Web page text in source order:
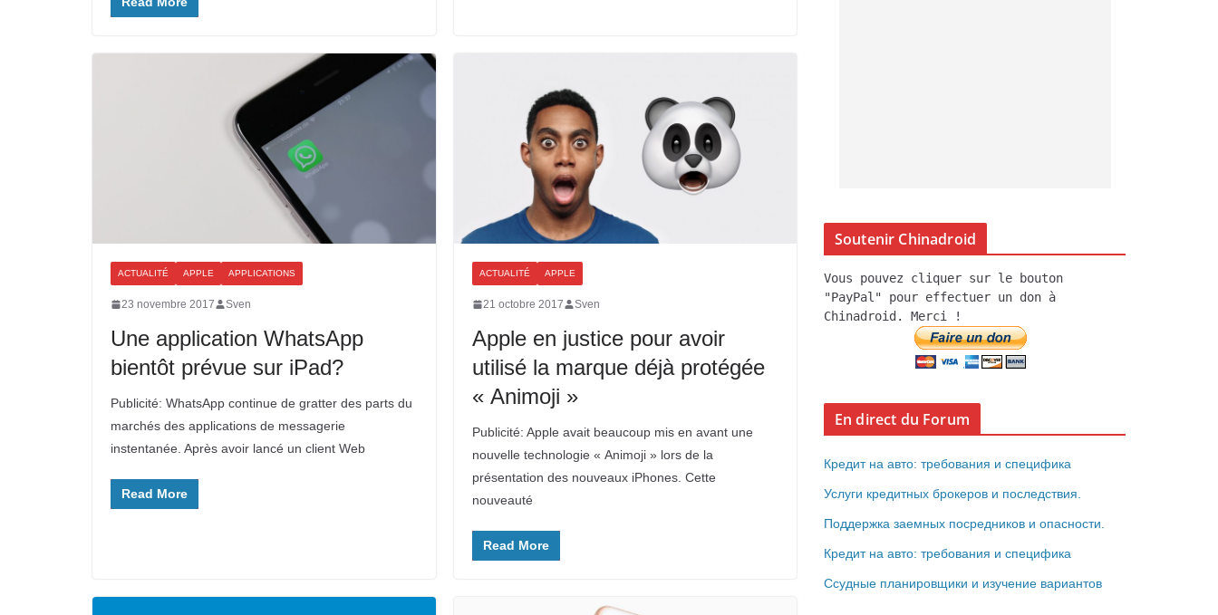
ACTUALITÉ APPLE APPLICATIONS
23 novembre 2017 Sven
Une application WhatsApp
bientôt prévue sur iPad?
Publicité: WhatsApp continue de gratter des parts du
marchés des applications de messagerie
instentanée. Après avoir lancé un client Web
Read More
ACTUALITÉ APPLE
21 octobre 2017 Sven
Apple en justice pour avoir
utilisé la marque déjà protégée
« Animoji »
Publicité: Apple avait beaucoup mis en avant une
nouvelle technologie « Animoji » lors de la
présentation des nouveaux iPhones. Cette
nouveauté
Read More
Soutenir Chinadroid
Vous pouvez cliquer sur le bouton
"PayPal" pour effectuer un don à
Chinadroid. Merci !
En direct du Forum
Кредит на авто: требования и специфика
Услуги кредитных брокеров и последствия.
Поддержка заемных посредников и опасности.
Кредит на авто: требования и специфика
Ссудные планировщики и изучение вариантов